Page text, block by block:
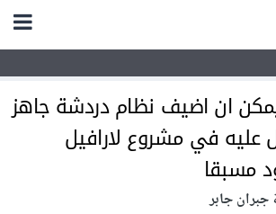
ان اضيف نظام دردشة جاهز
عليه في مشروع لارافيل
مسبقا
جابر